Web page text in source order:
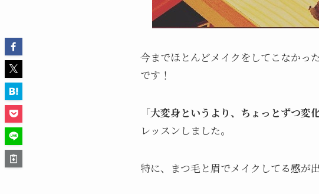
今までほとんどメイクをしてこなかった
です！
「大変身というより、ちょっとずつ変
レッスンしました。
特に、まつ毛と眉でメイクしてる感が